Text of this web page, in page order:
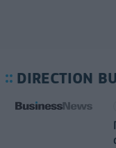
DIRECTION